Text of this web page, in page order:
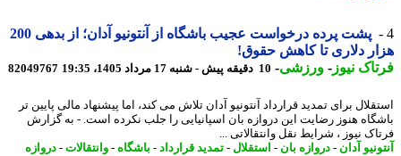
پشت پرده درخواست عجیب باشگاه از آنتونیو آدان؛ از بدهی 200
دلاری تا کاهش حقوق!
نیوز-ورزشی-10 دقیقه پیش - شنبه 17 مرداد 1405، 19:35 82049767
برای تمدید قرارداد آنتونیو آدان تلاش می کند، اما پیشنهاد مالی پایین تر
هنوز رضایت این دروازه بان اسپانیایی را جلب نکرده است. - به گزارش
نیوز ، شرایط نقل وانتقالاتی ...
آدان - دروازه بان-استقلال-تمدید قرارداد -باشگاه-وانتقالات-دروازه